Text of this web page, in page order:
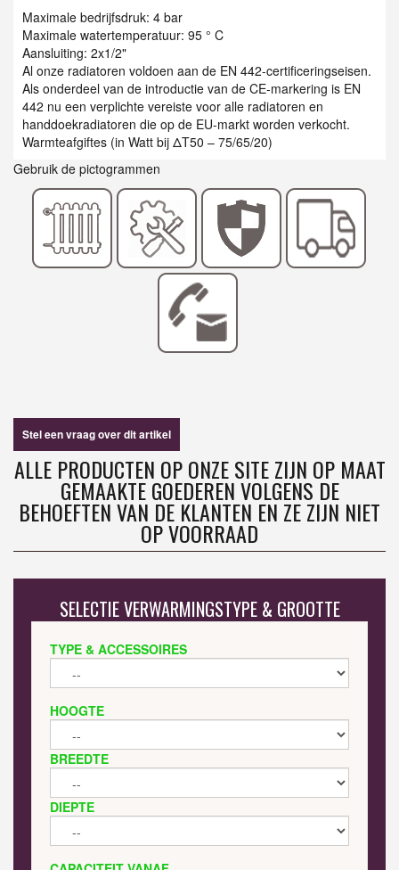
Maximale bedrijfsdruk: 4 bar
Maximale watertemperatuur: 95 ° C
Aansluiting: 2x1/2"
Al onze radiatoren voldoen aan de EN 442-certificeringseisen.
Als onderdeel van de introductie van de CE-markering is EN
442 nu een verplichte vereiste voor alle radiatoren en
handdoekradiatoren die op de EU-markt worden verkocht.
Warmteafgiftes (in Watt bij ΔT50 – 75/65/20)
Gebruik de pictogrammen
Stel een vraag over dit artikel
ALLE PRODUCTEN OP ONZE SITE ZIJN OP MAAT
GEMAAKTE GOEDEREN VOLGENS DE
BEHOEFTEN VAN DE KLANTEN EN ZE ZIJN NIET
OP VOORRAAD
SELECTIE VERWARMINGSTYPE & GROOTTE
TYPE & ACCESSOIRES
HOOGTE
BREEDTE
DIEPTE